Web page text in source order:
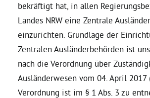
Grüne im Rathaus
Ratsfraktion
Ratsmitglieder 2025 – 2030
bekräftigt hat, in allen
Landes NRW eine Zentrale
einzurichten. Grundlage der
Zentralen Ausländerbehörden ist
nach die Verordnung über
Ausländerwesen vom 04. April 2017
Verordnung ist im § 1 Abs. 3 zu